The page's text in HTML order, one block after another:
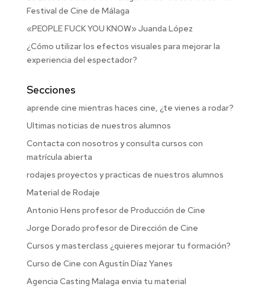
Festival de Cine de Málaga
«PEOPLE FUCK YOU KNOW» Juanda López
¿Cómo utilizar los efectos visuales para mejorar la
experiencia del espectador?
Secciones
aprende cine mientras haces cine, ¿te vienes a rodar?
Ultimas noticias de nuestros alumnos
Contacta con nosotros y consulta cursos con
matrícula abierta
rodajes proyectos y practicas de nuestros alumnos
Material de Rodaje
Antonio Hens profesor de Producción de Cine
Jorge Dorado profesor de Dirección de Cine
Cursos y masterclass ¿quieres mejorar tu formación?
Curso de Cine con Agustín Díaz Yanes
Agencia Casting Malaga envia tu material